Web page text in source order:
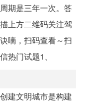
期是三年一次。答
上方二维码关注驾
嘀，扫码查看～扫
热门试题1、
建文明城市是构建